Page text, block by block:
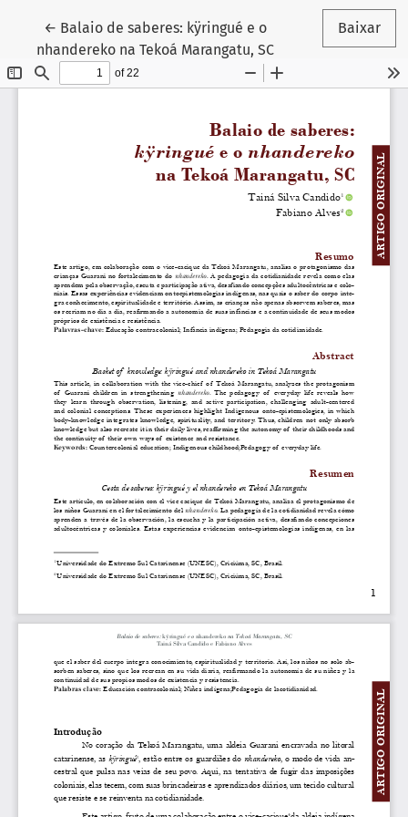
← Voltar aos Detalhes do Artigo
Balaio de saberes: kÿringué e o
nhandereko na Tekoá Marangatu, SC
Baixar